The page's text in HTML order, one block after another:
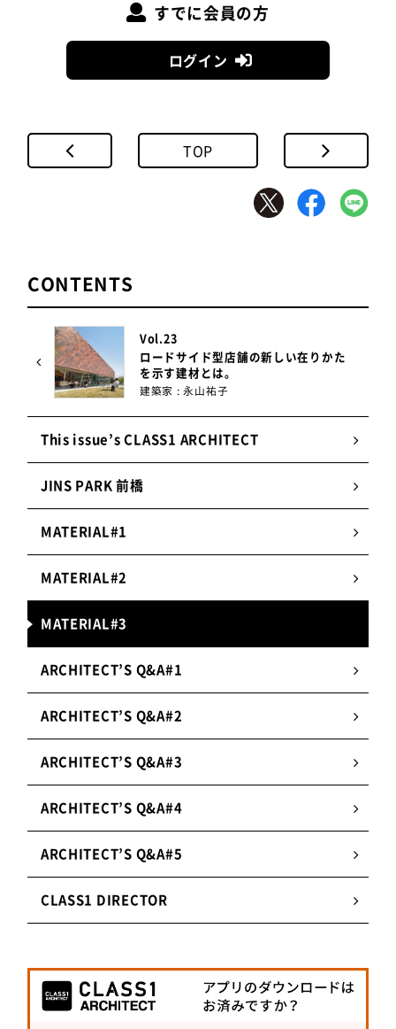
「JINS PARK」で一番苦労したのは調色ですね。パ
パイルと接着用塗料のどちらを軸にして変えるか、
とにかく色々試しました。一色つくるために20パタ
ーン以上は試したと思います。特に淡い色は塗料の
0.01gの誤差でも色味が変わってしまうため、慎重
に配合データを作成しました。永山さんの事務所ス
タッフの方にも自社工場へ来社いただき、夜遅くま
で調色したことがとても印象深いです。
植毛塗装システムの特徴
1. 素材・形状の自由度
適応素材はプラスチックを始め、金属や木材から
ゴム・ビニールレザー・クッションのような柔ら
かい素材まで幅広い。塗装のため、凹凸部分や複
雑な形状にも追従する。
不織布のように柔らかく、高級感のある仕上がり
になる。ソフトな質感でありつつも、自動車の内
装や部品加工にも使われるほど耐候性・耐摩耗性
に優れる。
調色にも柔軟に対応
試作や小ロット生産など、個別の依頼・相談に応
か、オーダーメイドでオリジナルカラーを作成す
ることも可能。
すでに会員の方
ログイン
TOP
CONTENTS
Vol.23
ロードサイド型店舗の新しい在りかた
を示す建材とは。
建築家 : 永山祐子
This issue’s CLASS1 ARCHITECT
JINS PARK 前橋
MATERIAL#1
MATERIAL#2
MATERIAL#3
ARCHITECT’S Q&A#1
ARCHITECT’S Q&A#2
ARCHITECT’S Q&A#3
ARCHITECT’S Q&A#4
ARCHITECT’S Q&A#5
CLASS1 DIRECTOR